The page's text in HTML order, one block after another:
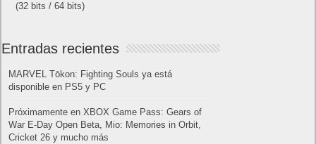
(32 bits / 64 bits)
Entradas recientes
MARVEL Tōkon: Fighting Souls ya está
disponible en PS5 y PC
Próximamente en XBOX Game Pass: Gears of
War E-Day Open Beta, Mio: Memories in Orbit,
Cricket 26 y mucho más